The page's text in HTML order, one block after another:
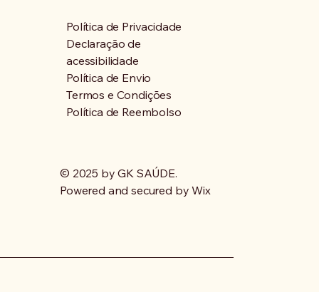
Política de Privacidade
Declaração de
acessibilidade
Política de Envio
Termos e Condições
Política de Reembolso
© 2025 by GK SAÚDE.
Powered and secured byWix